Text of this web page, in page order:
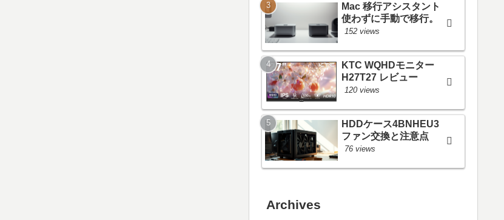
Mac 移行アシスタント
使わずに手動で移行。
152 views
KTC WQHDモニター
H27T27 レビュー
120 views
HDDケース4BNHEU3
ファン交換と注意点
76 views
Archives